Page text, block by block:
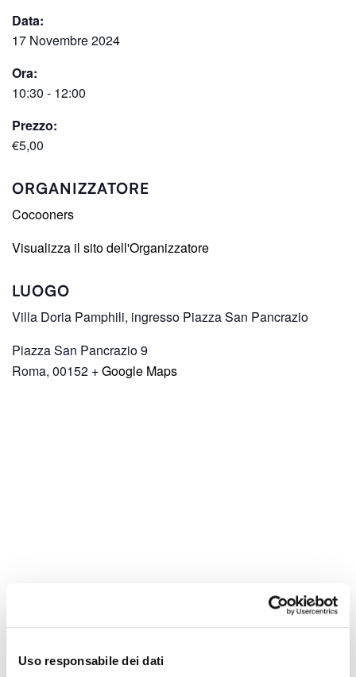
Uso responsabile dei dati
Data:
17 Novembre 2024
Ora:
10:30 - 12:00
Prezzo:
€5,00
ORGANIZZATORE
Cocooners
Visualizza il sito dell'Organizzatore
LUOGO
Villa Doria Pamphili, ingresso Piazza San Pancrazio
Piazza San Pancrazio 9
Roma, 00152 + Google Maps